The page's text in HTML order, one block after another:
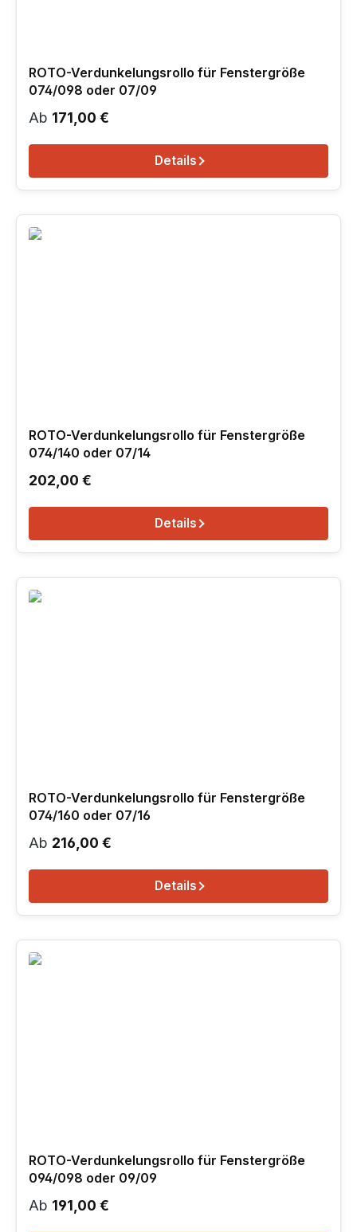
ROTO-Verdunkelungsrollo für Fenstergröße
074/098 oder 07/09
Regulärer Preis:
Ab 171,00 €
Details
ROTO-Verdunkelungsrollo für Fenstergröße
074/140 oder 07/14
Regulärer Preis:
202,00 €
Details
ROTO-Verdunkelungsrollo für Fenstergröße
074/160 oder 07/16
Regulärer Preis:
Ab 216,00 €
Details
ROTO-Verdunkelungsrollo für Fenstergröße
094/098 oder 09/09
Regulärer Preis:
Ab 191,00 €